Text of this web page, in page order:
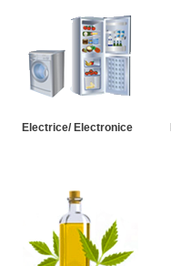
Electrice/ Electronice